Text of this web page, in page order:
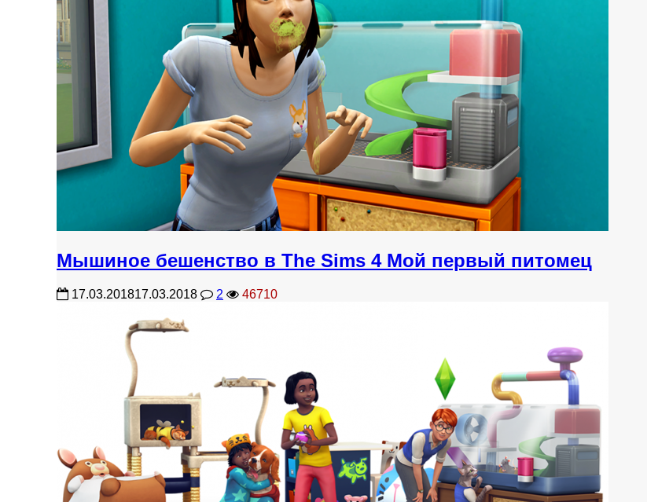
Мышиное бешенство в The Sims 4 Мой первый питомец
17.03.201817.03.2018 2 46710